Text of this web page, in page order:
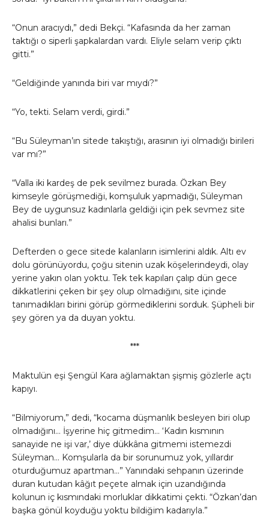
“Onun aracıydı,” dedi Bekçi. “Kafasında da her zaman
taktığı o siperli şapkalardan vardı. Eliyle selam verip çıktı
gitti.”
“Geldiğinde yanında biri var mıydı?”
“Yo, tekti. Selam verdi, girdi.”
“Bu Süleyman’ın sitede takıştığı, arasının iyi olmadığı birileri
var mı?”
“Valla iki kardeş de pek sevilmez burada. Özkan Bey
kimseyle görüşmediği, komşuluk yapmadığı, Süleyman
Bey de uygunsuz kadınlarla geldiği için pek sevmez site
ahalisi bunları.”
Defterden o gece sitede kalanların isimlerini aldık. Altı ev
dolu görünüyordu, çoğu sitenin uzak köşelerindeydi, olay
yerine yakın olan yoktu. Tek tek kapıları çalıp dün gece
dikkatlerini çeken bir şey olup olmadığını, site içinde
tanımadıkları birini görüp görmediklerini sorduk. Şüpheli bir
şey gören ya da duyan yoktu.
***
Maktulün eşi Şengül Kara ağlamaktan şişmiş gözlerle açtı
kapıyı.
“Bilmiyorum,” dedi, “kocama düşmanlık besleyen biri olup
olmadığını… İşyerine hiç gitmedim… ‘Kadın kısmının
sanayide ne işi var,’ diye dükkâna gitmemi istemezdi
Süleyman… Komşularla da bir sorunumuz yok, yıllardır
oturduğumuz apartman…” Yanındaki sehpanın üzerinde
duran kutudan kâğıt peçete almak için uzandığında
kolunun iç kısmındaki morluklar dikkatimi çekti. “Özkan’dan
başka gönül koyduğu yoktu bildiğim kadarıyla.”